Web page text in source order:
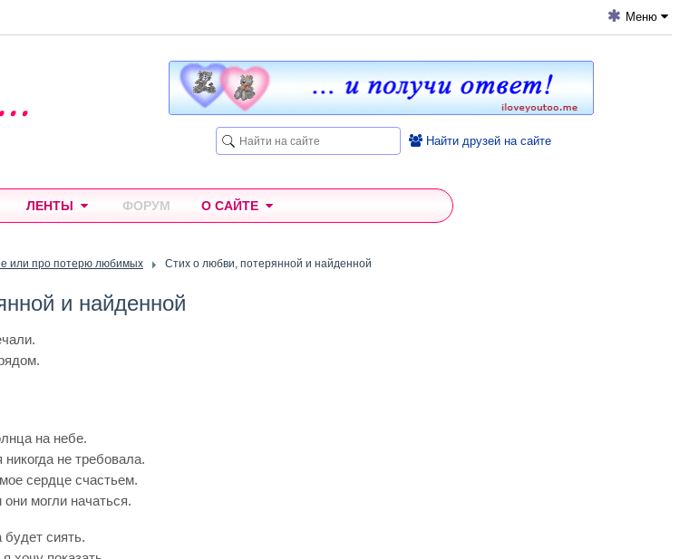
Меню
Найти друзей на сайте
ЛЕНТЫ ФОРУМ О САЙТЕ
или про потерю любимых Стих о любви, потерянной и найденной
и найденной
на небе.
не требовала.
сердце счастьем.
могли начаться.
сиять.